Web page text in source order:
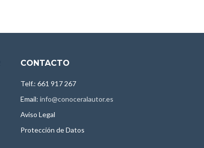
CONTACTO
Telf.: 661 917 267
Email: info@conoceralautor.es
Aviso Legal
Protección de Datos